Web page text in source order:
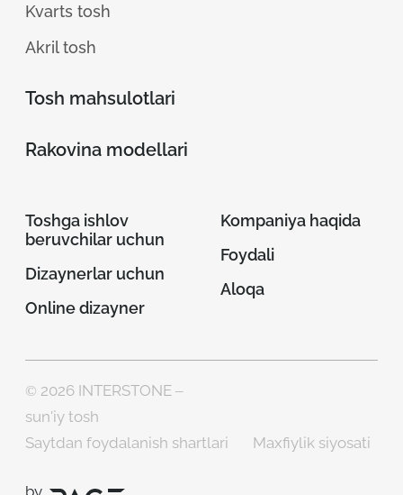
Kvarts tosh
Akril tosh
Tosh mahsulotlari
Rakovina modellari
Toshga ishlov
beruvchilar uchun
Dizaynerlar uchun
Online dizayner
Kompaniya haqida
Foydali
Aloqa
© 2026 INTERSTONE –
sun'iy tosh
Saytdan foydalanish shartlari
Maxfiylik siyosati
by